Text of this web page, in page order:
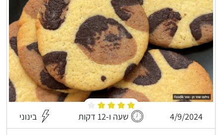
4/9/2024 שעה ו-12 דקות בינוני